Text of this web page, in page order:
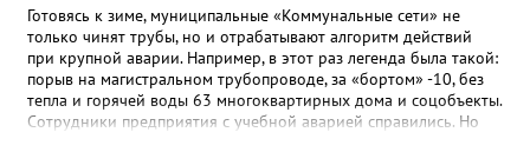
Готовясь к зиме, муниципальные «Коммунальные сети» не
только чинят трубы, но и отрабатывают алгоритм действий
при крупной аварии. Например, в этот раз легенда была такой:
порыв на магистральном трубопроводе, за «бортом» -10, без
тепла и горячей воды 63 многоквартирных дома и соцобъекты.
Сотрудники предприятия с учебной аварией справились. Но